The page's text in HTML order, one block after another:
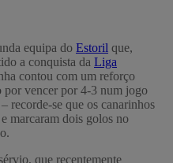
equipa do Estoril que,
a conquista da Liga
contou com um reforço
por vencer por 4-3 num jogo
recorde-se que os canarinhos
marcaram dois golos no
que recentemente